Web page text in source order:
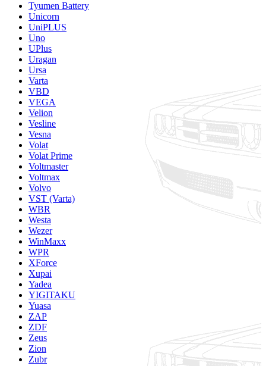
Tyumen Battery
Unicorn
UniPLUS
Uno
UPlus
Uragan
Ursa
Varta
VBD
VEGA
Velion
Vesline
Vesna
Volat
Volat Prime
Voltmaster
Voltmax
Volvo
VST (Varta)
WBR
Westa
Wezer
WinMaxx
WPR
XForce
Xupai
Yadea
YIGITAKU
Yuasa
ZAP
ZDF
Zeus
Zion
Zubr